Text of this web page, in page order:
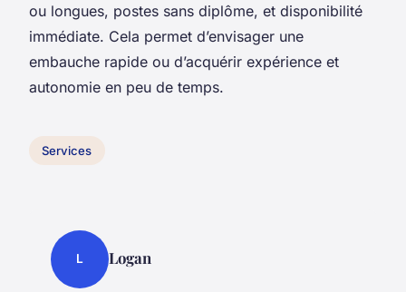
ou longues, postes sans diplôme, et disponibilité
immédiate. Cela permet d’envisager une
embauche rapide ou d’acquérir expérience et
autonomie en peu de temps.
Services
L Logan